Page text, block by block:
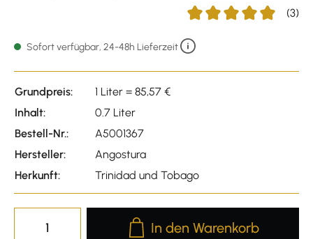
(3)
Sofort verfügbar, 24-48h Lieferzeit
Grundpreis:
1 Liter = 85,57 €
Inhalt:
0.7 Liter
Bestell-Nr.:
A5001367
Hersteller:
Angostura
Herkunft:
Trinidad und Tobago
Produkt Anzahl: Gib den
In den Warenkorb